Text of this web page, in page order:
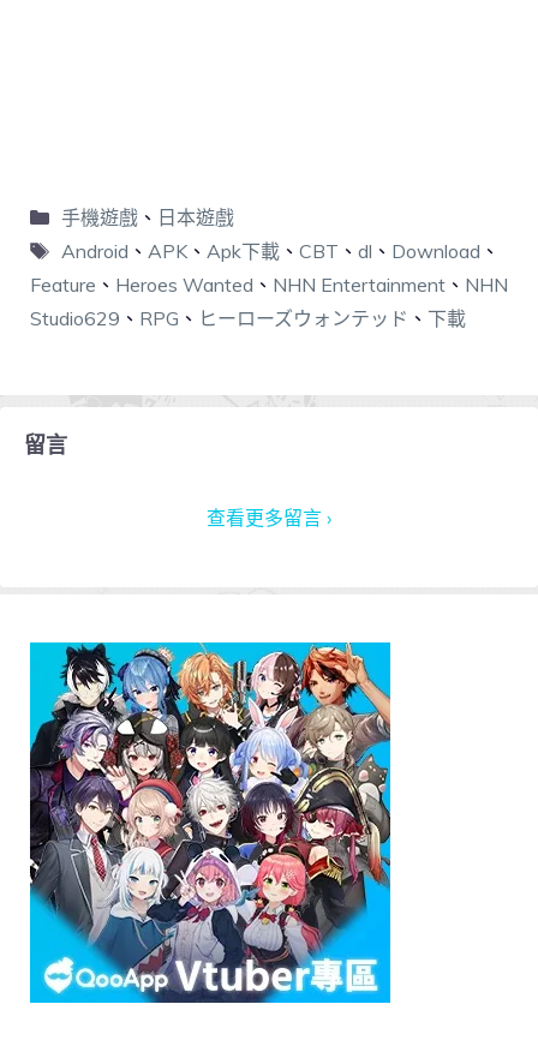
手機遊戲、 日本遊戲
Android 、 APK、 Apk下載、 CBT 、 dl 、 Download 、
Feature 、 Heroes Wanted 、 NHN Entertainment 、 NHN
Studio629 、 RPG 、 ヒーローズウォンテッド 、 下載
留言
查看更多留言 ›